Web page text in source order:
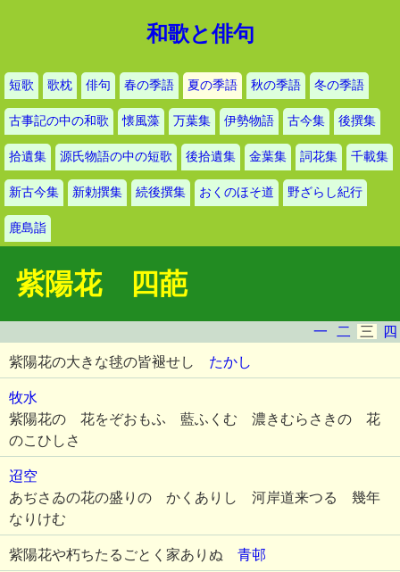
和歌と俳句
短歌 歌枕 俳句 春の季語 夏の季語 秋の季語 冬の季語
古事記の中の和歌 懐風藻 万葉集 伊勢物語 古今集 後撰集
拾遺集 源氏物語の中の短歌 後拾遺集 金葉集 詞花集 千載集
新古今集 新勅撰集 続後撰集 おくのほそ道 野ざらし紀行
鹿島詣
紫陽花 四葩
一 二 三
四
紫陽花の大きな毬の皆褪せし たかし
牧水
紫陽花の 花をぞおもふ 藍ふくむ 濃きむらさきの 花
のこひしさ
迢空
あぢさゐの花の盛りの かくありし 河岸道来つる 幾年
なりけむ
紫陽花や朽ちたるごとく家ありぬ 青邨